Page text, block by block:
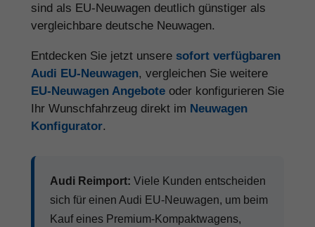
sind als EU-Neuwagen deutlich günstiger als
vergleichbare deutsche Neuwagen.
Entdecken Sie jetzt unsere sofort verfügbaren
Audi EU-Neuwagen, vergleichen Sie weitere
EU-Neuwagen Angebote oder konfigurieren Sie
Ihr Wunschfahrzeug direkt im Neuwagen
Konfigurator.
Audi Reimport: Viele Kunden entscheiden
sich für einen Audi EU-Neuwagen, um beim
Kauf eines Premium-Kompaktwagens,